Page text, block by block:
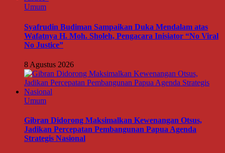
Umum
Syafrudin Budiman Sampaikan Duka Mendalam atas
Wafatnya H. Moh. Sholeh, Pengacara Inisiator “No Viral
No Justice”
8 Agustus 2026
Umum
Gibran Didorong Maksimalkan Kewenangan Otsus,
Jadikan Percepatan Pembangunan Papua Agenda
Strategis Nasional